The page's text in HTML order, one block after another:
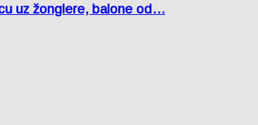
uz žonglere, balone od…